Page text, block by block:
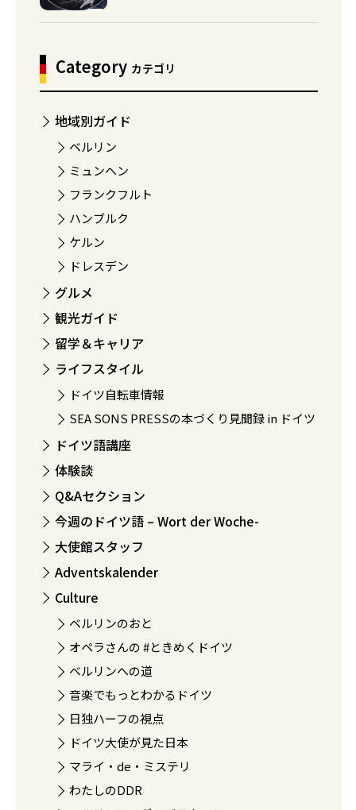
Category カテゴリ
地域別ガイド
ベルリン
ミュンヘン
フランクフルト
ハンブルク
ケルン
ドレスデン
グルメ
観光ガイド
留学＆キャリア
ライフスタイル
ドイツ自転車情報
SEA SONS PRESSの本づくり見聞録 in ドイツ
ドイツ語講座
体験談
Q&Aセクション
今週のドイツ語 – Wort der Woche-
大使館スタッフ
Adventskalender
Culture
ベルリンのおと
オペラさんの #ときめくドイツ
ベルリンへの道
音楽でもっとわかるドイツ
日独ハーフの視点
ドイツ大使が見た日本
マライ・de・ミステリ
わたしのDDR